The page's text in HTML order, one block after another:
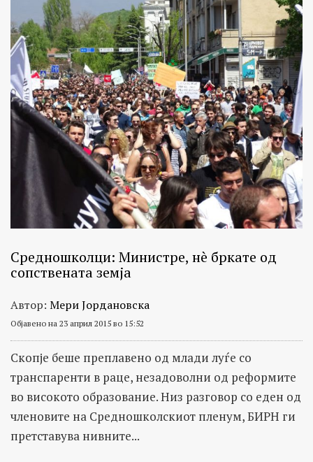
Средношколци: Министре, нè бркате од
сопствената земја
Автор: Мери Јордановска
Објавено на 23 април 2015 во 15:52
Скопје беше преплавено од млади луѓе со
транспаренти в раце, незадоволни од реформите
во високото образование. Низ разговор со еден од
членовите на Средношколскиот пленум, БИРН ги
претставува нивните...